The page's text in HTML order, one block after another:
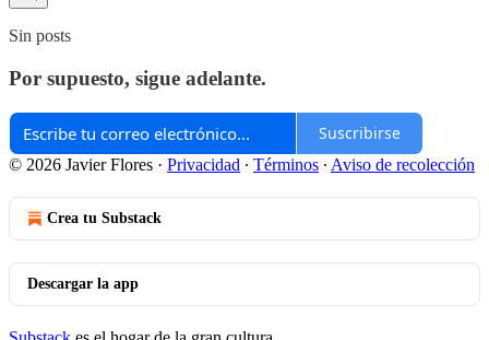
Sin posts
Por supuesto, sigue adelante.
Suscribirse
© 2026 Javier Flores · Privacidad ∙ Términos ∙ Aviso de recolección
Crea tu Substack
Descargar la app